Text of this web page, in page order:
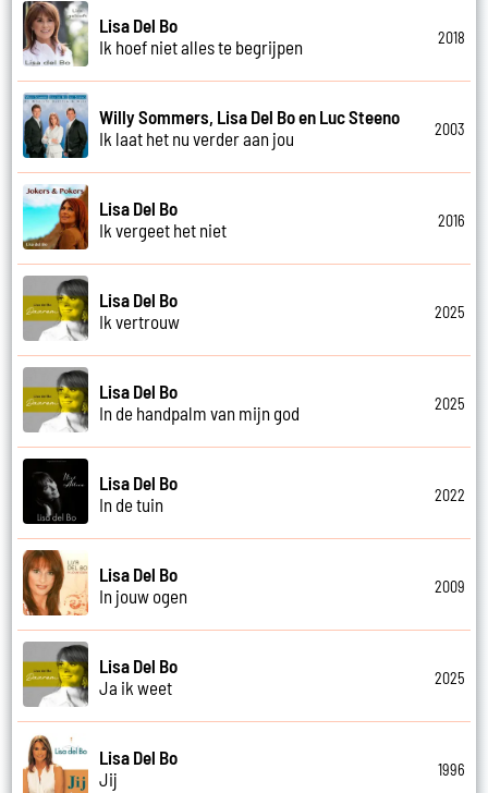
Lisa Del Bo
Ik hoef niet alles te begrijpen
2018
Willy Sommers, Lisa Del Bo en Luc Steeno
Ik laat het nu verder aan jou
2003
Lisa Del Bo
Ik vergeet het niet
2016
Lisa Del Bo
Ik vertrouw
2025
Lisa Del Bo
In de handpalm van mijn god
2025
Lisa Del Bo
In de tuin
2022
Lisa Del Bo
In jouw ogen
2009
Lisa Del Bo
Ja ik weet
2025
Lisa Del Bo
Jij
1996